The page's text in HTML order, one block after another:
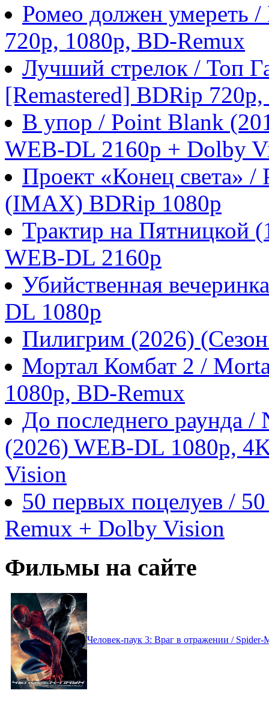
Ромео должен умереть
720p, 1080p, BD-Remux
Лучший стрелок / Топ
[Remastered] BDRip
В упор / Point Blank
WEB-DL 2160p + Dolby
Проект «Конец света»
(IMAX) BDRip 1080p
Трактир на Пятницкой
WEB-DL 2160p
Убийственная
DL 1080p
Пилигрим (2026)
Мортал Комбат 2 /
1080p, BD-Remux
До последнего раунда
(2026) WEB-DL 1080p,
Vision
50 первых поцелуев /
Remux + Dolby Vision
Фильмы на сайте
Человек-паук 3: Враг в отражении /